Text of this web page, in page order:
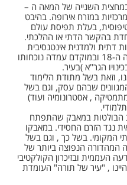
השנייה של המאה ה –
במזרח אירופה. בהיבט
בעלת תפיסת עולם
בהקשר הדתי או ההלכתי.
דתית ולמדנית אינטנסיבית
קשור בתהליכים שהחלו באמצע המאה ה-18 ובמוקדם עמדה נוכחותו
הגר"א )בעיר.
וזאת בשל מתודת הלימוד
שבהם עסק, וגם בשל
, אסטרונומיה ועוד)
הבולטות במאבק שהתפתח
נגד הזרם החסידי. במאבקו
המקומי. בשל כך , וגם בשל
המהדורה הנפוצה ביותר של
העממית ובזיכרון הקולקטיבי
, "עיר של תורה" העומדת